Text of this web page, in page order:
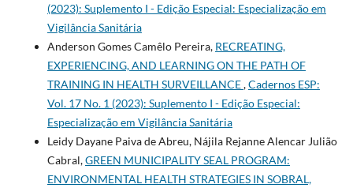
(2023): Suplemento I - Edição Especial: Especialização em
Vigilância Sanitária
Anderson Gomes Camêlo Pereira, RECREATING,
EXPERIENCING, AND LEARNING ON THE PATH OF
TRAINING IN HEALTH SURVEILLANCE,Cadernos ESP:
Vol. 17 No. 1 (2023): Suplemento I - Edição Especial:
Especialização em Vigilância Sanitária
Leidy Dayane Paiva de Abreu, Nájila Rejanne Alencar Julião
Cabral,GREEN MUNICIPALITY SEAL PROGRAM:
ENVIRONMENTAL HEALTH STRATEGIES IN SOBRAL,